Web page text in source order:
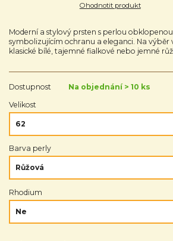
Ohodnotit produkt
Moderní a stylový prsten s perlou
symbolizujícím ochranu a eleganci. Na výběr
klasické bílé, tajemné fialkové nebo jemné
Dostupnost
Na objednání > 10 ks
Velikost
Barva perly
Rhodium